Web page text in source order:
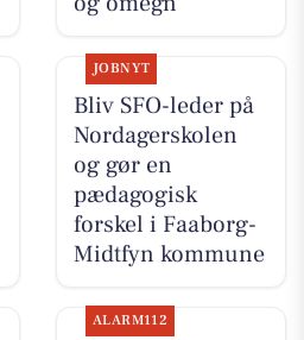
JOBNYT
Bliv SFO-leder på
Nordagerskolen
og gør en
pædagogisk
forskel i Faaborg-
Midtfyn kommune
ALARM112